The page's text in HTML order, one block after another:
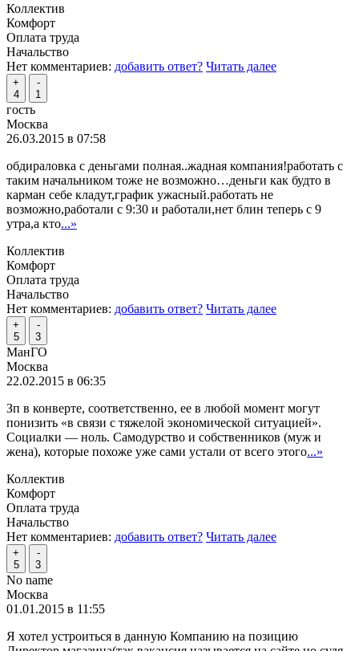
Коллектив
Комфорт
Оплата труда
Начальство
Нет комментариев: добавить ответ? Читать далее
+
4
-
1
гость
Москва
26.03.2015 в 07:58
обдираловка с деньгами полная..жадная компания!работать с
таким начальником тоже не возможно…деньги как будто в
карман себе кладут,график ужасный.работать не
возможно,работали с 9:30 и работали,нет блин теперь с 9
утра,а кто...»
Коллектив
Комфорт
Оплата труда
Начальство
Нет комментариев: добавить ответ? Читать далее
+
5
-
3
МанГО
Москва
22.02.2015 в 06:35
Зп в конверте, соответственно, ее в любой момент могут
понизить «в связи с тяжелой экономической ситуацией».
Социалки — ноль. Самодурство и собственников (муж и
жена), которые похоже уже сами устали от всего этого...»
Коллектив
Комфорт
Оплата труда
Начальство
Нет комментариев: добавить ответ? Читать далее
+
5
-
3
No name
Москва
01.01.2015 в 11:55
Я хотел устроиться в данную Компанию на позицию